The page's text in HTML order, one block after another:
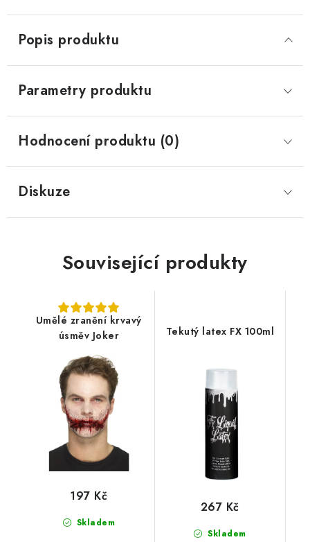
Popis produktu
Parametry produktu
Hodnocení produktu (0)
Diskuze
Související produkty
Umělé zranění krvavý
úsměv Joker
Skladem
197 Kč
Tekutý latex FX 100ml
Skladem
267 Kč